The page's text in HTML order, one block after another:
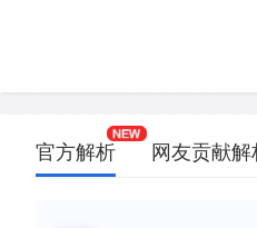
官方解析 网友贡献解